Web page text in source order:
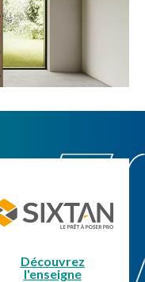
Découvrez
l'enseigne